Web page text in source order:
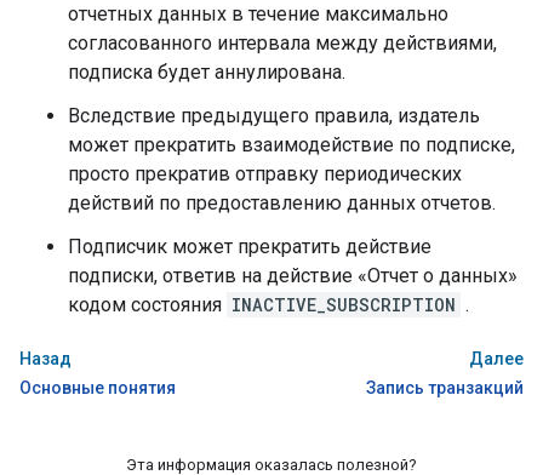
отчетных данных в течение максимально
согласованного интервала между действиями,
подписка будет аннулирована.
Вследствие предыдущего правила, издатель
может прекратить взаимодействие по подписке,
просто прекратив отправку периодических
действий по предоставлению данных отчетов.
Подписчик может прекратить действие
подписки, ответив на действие «Отчет о данных»
кодом состояния INACTIVE_SUBSCRIPTION .
Назад
Основные понятия
Далее
Запись транзакций
Эта информация оказалась полезной?